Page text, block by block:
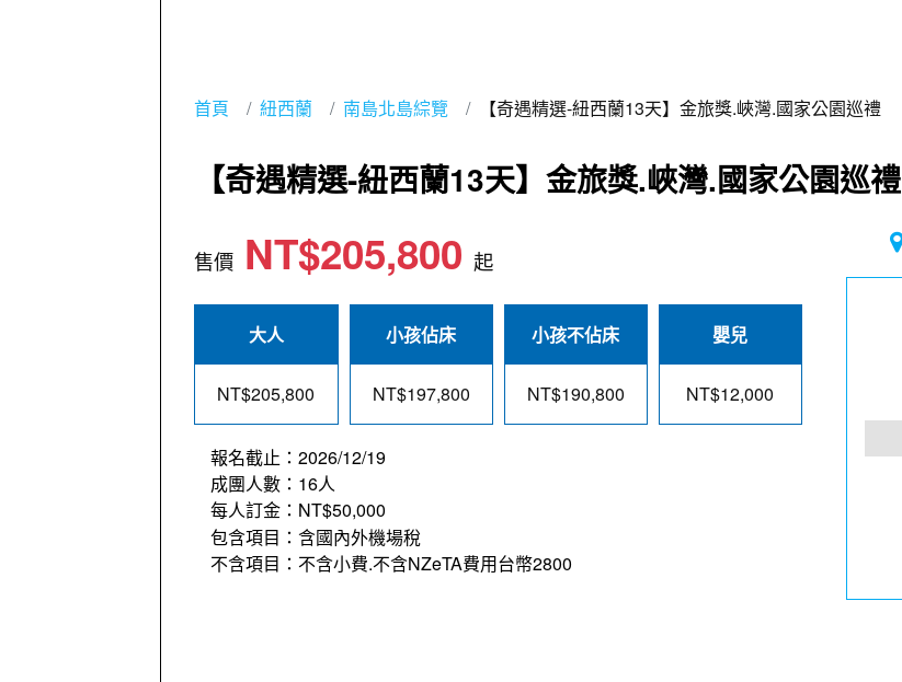
首頁 紐西蘭 南島北島綜覽 【奇遇精選-紐西蘭13天】金旅獎.峽灣.國家公園巡禮
【奇遇精選-紐西蘭13天】金旅獎.峽灣.國家公園巡禮
售價 NT$205,800起
大人
NT$205,800
小孩佔床
NT$197,800
小孩不佔床
NT$190,800
嬰兒
NT$12,000
報名截止：2026/12/19
成團人數：16人
每人訂金：NT$50,000
包含項目：含國內外機場稅
不含項目：不含小費.不含NZeTA費用台幣2800